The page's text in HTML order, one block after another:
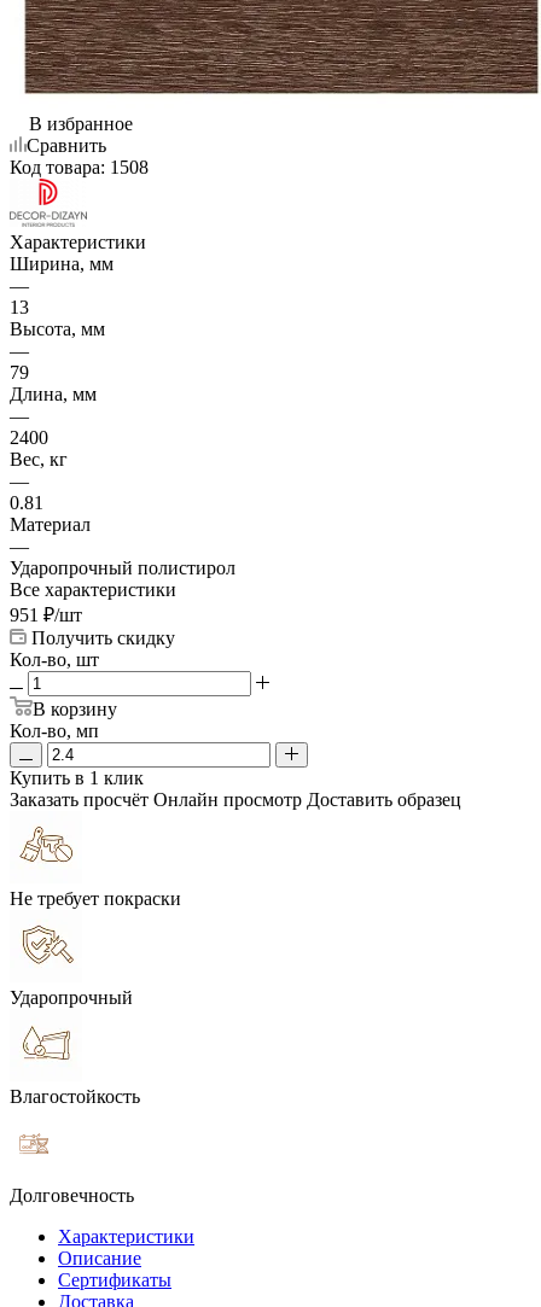
В избранное
Сравнить
Код товара: 1508
Характеристики
Ширина, мм
—
13
Высота, мм
—
79
Длина, мм
—
2400
Вес, кг
—
0.81
Материал
—
Ударопрочный полистирол
Все характеристики
951 ₽/шт
Получить скидку
Кол-во, шт
В корзину
Кол-во, мп
Купить в 1 клик
Заказать просчёт Онлайн просмотр Доставить образец
Не требует покраски
Ударопрочный
Влагостойкость
Долговечность
Характеристики
Описание
Сертификаты
Доставка